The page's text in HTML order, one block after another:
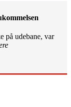
på udebane, var